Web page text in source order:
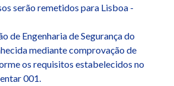
serão remetidos para Lisboa -
de Engenharia de Segurança do
mediante comprovação de
os requisitos estabelecidos no
001.